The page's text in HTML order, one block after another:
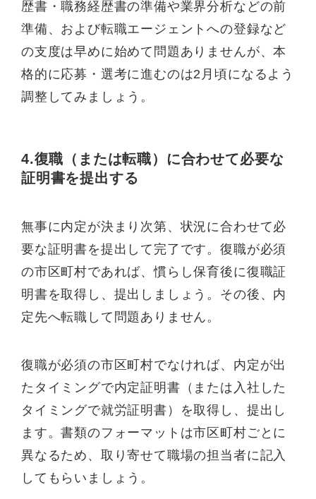
歴書・職務経歴書の準備や業界分析などの前
準備、および転職エージェントへの登録など
の支度は早めに始めて問題ありませんが、本
格的に応募・選考に進むのは2月頃になるよう
調整してみましょう。
4.復職（または転職）に合わせて必要な
証明書を提出する
無事に内定が決まり次第、状況に合わせて必
要な証明書を提出して完了です。復職が必須
の市区町村であれば、慣らし保育後に復職証
明書を取得し、提出しましょう。その後、内
定先へ転職して問題ありません。
復職が必須の市区町村でなければ、内定が出
たタイミングで内定証明書（または入社した
タイミングで就労証明書）を取得し、提出し
ます。書類のフォーマットは市区町村ごとに
異なるため、取り寄せて職場の担当者に記入
してもらいましょう。